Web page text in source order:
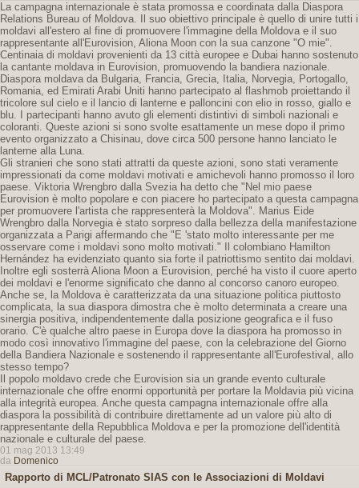
La campagna internazionale è stata promossa e coordinata dalla Diaspora
Relations Bureau of Moldova. Il suo obiettivo principale è quello di unire tutti i
moldavi all'estero al fine di promuovere l'immagine della Moldova e il suo
rappresentante all'Eurovision, Aliona Moon con la sua canzone "O mie".
Centinaia di moldavi provenienti da 13 città europee e Dubai hanno sostenuto
la cantante moldava in Eurovision, promuovendo la bandiera nazionale.
Diaspora moldava da Bulgaria, Francia, Grecia, Italia, Norvegia, Portogallo,
Romania, ed Emirati Arabi Uniti hanno partecipato al flashmob proiettando il
tricolore sul cielo e il lancio di lanterne e palloncini con elio in rosso, giallo e
blu. I partecipanti hanno avuto gli elementi distintivi di simboli nazionali e
coloranti. Queste azioni si sono svolte esattamente un mese dopo il primo
evento organizzato a Chisinau, dove circa 500 persone hanno lanciato le
lanterne alla Luna.
Gli stranieri che sono stati attratti da queste azioni, sono stati veramente
impressionati da come moldavi motivati ​​e amichevoli hanno promosso il loro
paese. Viktoria Wrengbro dalla Svezia ha detto che "Nel mio paese
Eurovision è molto popolare e con piacere ho partecipato a questa campagna
per promuovere l'artista che rappresenterà la Moldova". Marius Eide
Wrengbro dalla Norvegia è stato sorpreso dalla bellezza della manifestazione
organizzata a Parigi affermando che "E 'stato molto interessante per me
osservare come i moldavi sono molto motivati." Il colombiano Hamilton
Hernández ha evidenziato quanto sia forte il patriottismo sentito dai moldavi.
Inoltre egli sosterrà Aliona Moon a Eurovision, perché ha visto il cuore aperto
dei moldavi e l'enorme significato che danno al concorso canoro europeo.
Anche se, la Moldova è caratterizzata da una situazione politica piuttosto
complicata, la sua diaspora dimostra che è molto determinata a creare una
sinergia positiva, indipendentemente dalla posizione geografica e il fuso
orario. C'è qualche altro paese in Europa dove la diaspora ha promosso in
modo così innovativo l'immagine del paese, con la celebrazione del Giorno
della Bandiera Nazionale e sostenendo il rappresentante all'Eurofestival, allo
stesso tempo?
Il popolo moldavo crede che Eurovision sia un grande evento culturale
internazionale che offre enormi opportunità per portare la Moldavia più vicina
alla integrità europea. Anche questa campagna internazionale offre alla
diaspora la possibilità di contribuire direttamente ad un valore più alto di
rappresentante della Repubblica Moldova e per la promozione dell'identità
nazionale e culturale del paese.
01 mag 2013 13:49
da Domenico
Rapporto di MCL/Patronato SIAS con le Associazioni di Moldavi